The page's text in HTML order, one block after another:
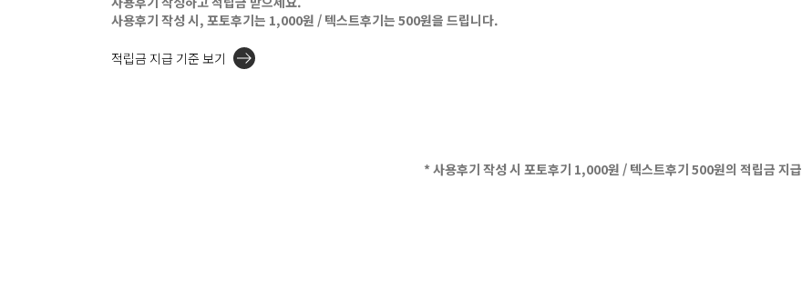
사용후기 작성 시, 포토후기는 1,000원 / 텍스트후기는 500원을 드립니다.
적립금 지급 기준 보기
* 사용후기 작성 시 포토후기 1,000원 / 텍스트후기 500원의 적립금 지급